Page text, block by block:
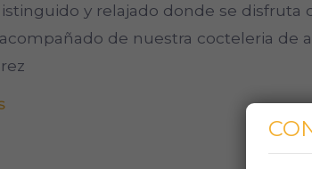
y relajado donde se disfruta
de nuestra cocteleria de